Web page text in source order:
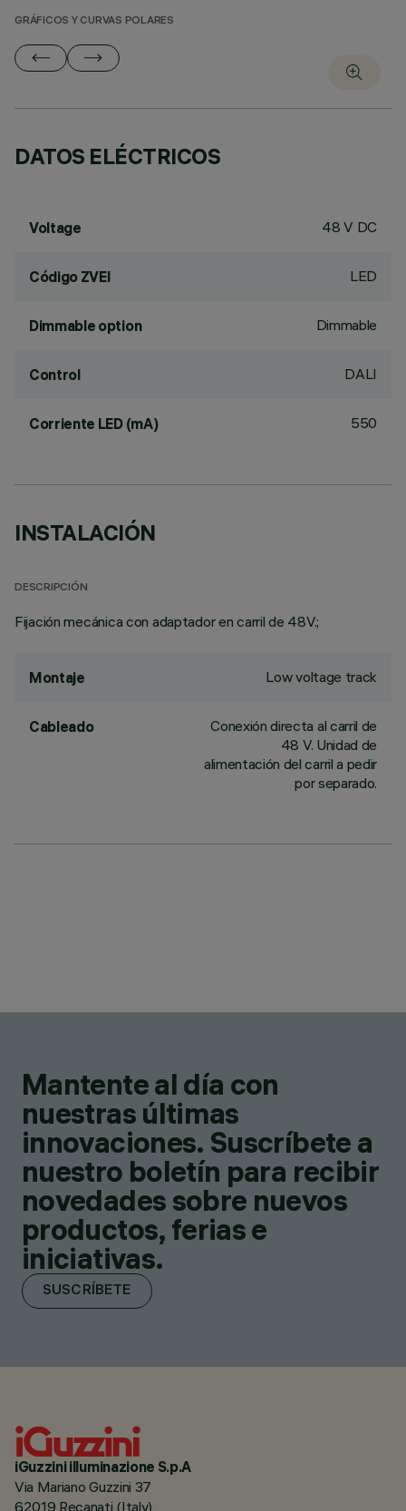
GRÁFICOS Y CURVAS POLARES
DATOS ELÉCTRICOS
Voltage 48 V DC
Código ZVEI LED
Dimmable option Dimmable
Control DALI
Corriente LED (mA) 550
INSTALACIÓN
DESCRIPCIÓN
Fijación mecánica con adaptador en carril de 48V.;
Montaje Low voltage track
Cableado
Conexión directa al carril de
48 V. Unidad de
alimentación del carril a pedir
por separado.
Mantente al día con
nuestras últimas
innovaciones. Suscríbete a
nuestro boletín para recibir
novedades sobre nuevos
productos, ferias e
iniciativas.
SUSCRÍBETE
iGuzzini illuminazione S.p.A
Via Mariano Guzzini 37
62019 Recanati (Italy)